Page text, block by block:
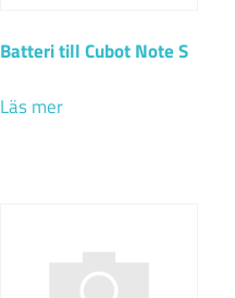
Batteri till Cubot Note S
Läs mer